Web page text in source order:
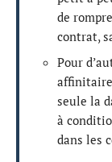
de
contrat,
Pour
seule la
à
dans les